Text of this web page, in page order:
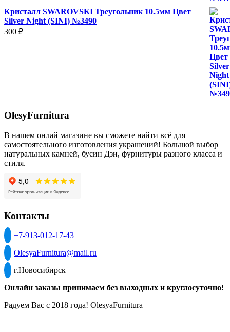
Кристалл SWAROVSKI Треугольник 10.5мм Цвет
Silver Night (SINI) №3490
300 ₽
OlesyFurnitura
В нашем онлай магазине вы сможете найти всё для
самостоятельного изготовления украшений! Большой выбор
натуральных камней, бусин Дзи, фурнитуры разного класса и
стиля.
Контакты
+7-913-012-17-43
OlesyaFurnitura@mail.ru
г.Новосибирск
Онлайн заказы принимаем без выходных и круглосуточно!
Радуем Вас с 2018 года! OlesyaFurnitura